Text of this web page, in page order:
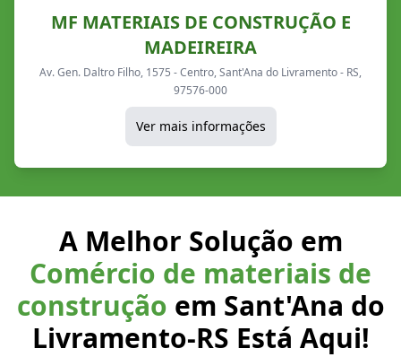
MF MATERIAIS DE CONSTRUÇÃO E
MADEIREIRA
Av. Gen. Daltro Filho, 1575 - Centro, Sant'Ana do Livramento - RS,
97576-000
Ver mais informações
A Melhor Solução em
Comércio de materiais de
construção em Sant'Ana do
Livramento-RS Está Aqui!